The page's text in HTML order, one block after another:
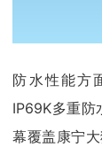
防水性能方
IP69K多重防
幕覆盖康宁